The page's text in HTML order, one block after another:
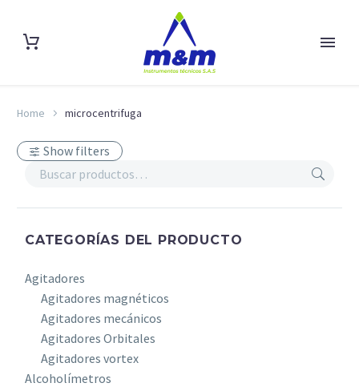
Home microcentrifuga
Show filters
CATEGORÍAS DEL PRODUCTO
Agitadores
Agitadores magnéticos
Agitadores mecánicos
Agitadores Orbitales
Agitadores vortex
Alcoholímetros